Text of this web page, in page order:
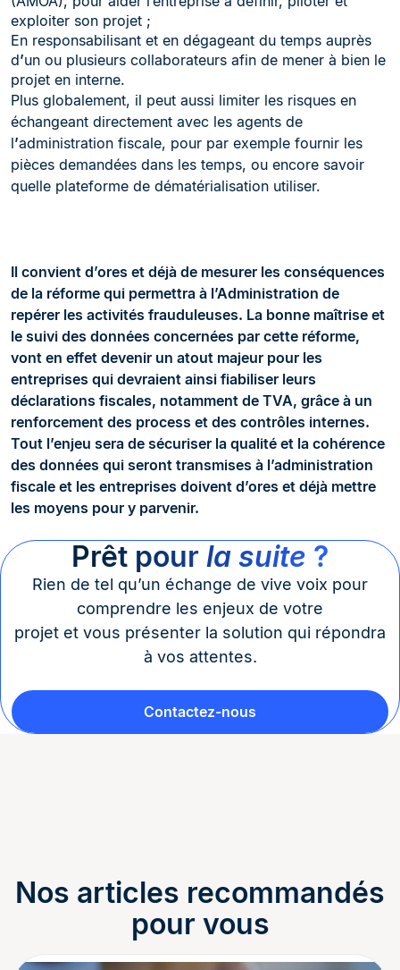
exploiter son projet ;
En responsabilisant et en dégageant du temps auprès
d’un ou plusieurs collaborateurs afin de mener à bien le
projet en interne.
Plus globalement, il peut aussi limiter les risques en
échangeant directement avec les agents de
l’administration fiscale, pour par exemple fournir les
pièces demandées dans les temps, ou encore savoir
quelle plateforme de dématérialisation utiliser.
Il convient d’ores et déjà de mesurer les conséquences
de la réforme qui permettra à l’Administration de
repérer les activités frauduleuses. La bonne maîtrise et
le suivi des données concernées par cette réforme,
vont en effet devenir un atout majeur pour les
entreprises qui devraient ainsi fiabiliser leurs
déclarations fiscales, notamment de TVA, grâce à un
renforcement des process et des contrôles internes.
Tout l’enjeu sera de sécuriser la qualité et la cohérence
des données qui seront transmises à l’administration
fiscale et les entreprises doivent d’ores et déjà mettre
les moyens pour y parvenir.
Prêt pour la suite ?
Rien de tel qu’un échange de vive voix pour
comprendre les enjeux de votre
projet et vous présenter la solution qui répondra
à vos attentes.
Contactez-nous
Nos articles recommandés
pour vous